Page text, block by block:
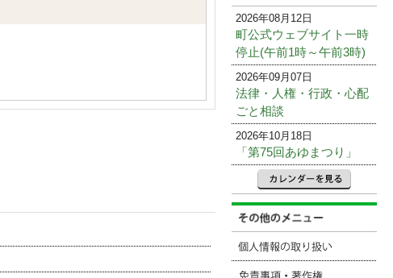
2026年08月12日
町公式ウェブサイト一時
停止(午前1時～午前3時)
2026年09月07日
法律・人権・行政・心配
ごと相談
2026年10月18日
「第75回あゆまつり」